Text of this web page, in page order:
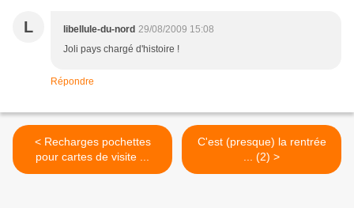
L libellule-du-nord 29/08/2009 15:08
Joli pays chargé d'histoire !
Répondre
< Recharges pochettes
pour cartes de visite ...
C'est (presque) la rentrée
... (2) >